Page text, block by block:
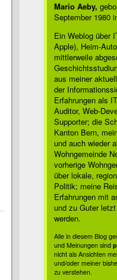
Mario Aeby,
September 1980
Ein Weblog über
Apple), Heim-
mittlerweile
aus meiner
der
Erfahrungen als
Auditor, Web-
Supporter; die
Kanton Bern,
und auch wieder
Wohngemeinde
vorherige
über lokale,
Politik; meine
Erfahrungen mit
und zu Guter
werden.
Alle in diesem Blog
und Meinungen sind
nicht als Ansichten
und/oder meiner
zu verstehen.